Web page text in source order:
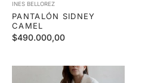
INES BELLOREZ
PANTALÓN SIDNEY
CAMEL
Precio
$490.000,00